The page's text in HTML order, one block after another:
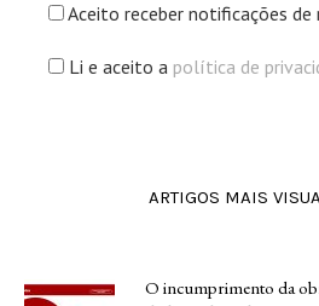
Aceito receber notificações de
Li e aceito a política de
ARTIGOS MAIS
O incumprimento da